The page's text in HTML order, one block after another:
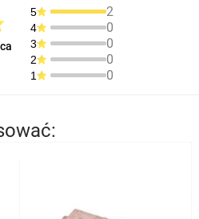
5 2
4 0
3 0
2 0
1 0